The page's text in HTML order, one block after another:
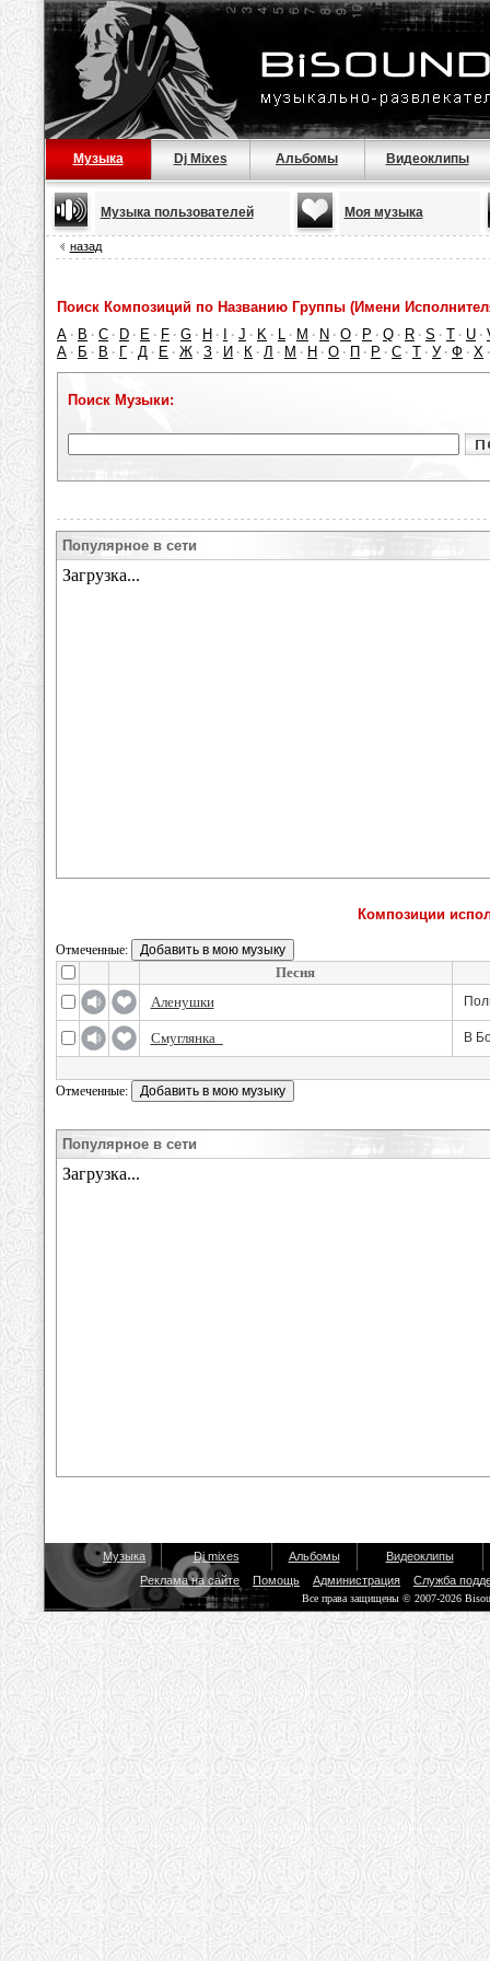
Музыка Dj Mixes Альбомы Видеоклипы
Музыка пользователей Моя музыка
назад
Поиск Композиций по Названию Группы (Имени
A · B · C · D · E · F · G · H · · J · K · L · M · N · O · P · Q · R · S · T · U ·
А · Б · В · Г · Д · Е · Ж · З · И · К · Л · М · Н · О · П · Р · С · Т · У · Ф · Х
Поиск Музыки:
Популярное в сети
Композиции
Отмеченные:
Песня
Аленушки
Смуглянка_ В
Отмеченные:
Популярное в сети
Музыка Dj mixes Альбомы
Видеоклипы
Реклама на сайте
Помощь Администрация Служба
Все права защищены © 2007-2026